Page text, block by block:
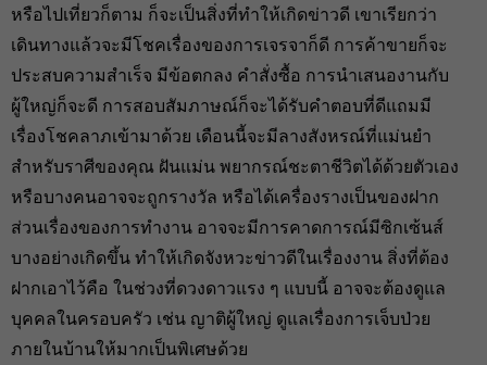
หรือไปเที่ยวก็ตาม ก็จะเป็นสิ่งที่ทำให้เกิดข่าวดี เขาเรียกว่า
เดินทางแล้วจะมีโชคเรื่องของการเจรจาก็ดี การค้าขายก็จะ
ประสบความสำเร็จ มีข้อตกลง คำสั่งซื้อ การนำเสนองานกับ
ผู้ใหญ่ก็จะดี การสอบสัมภาษณ์ก็จะได้รับคำตอบที่ดีแถมมี
เรื่องโชคลาภเข้ามาด้วย เดือนนี้จะมีลางสังหรณ์ที่แม่นยำ
สำหรับราศีของคุณ ฝันแม่น พยากรณ์ชะตาชีวิตได้ด้วยตัวเอง
หรือบางคนอาจจะถูกรางวัล หรือได้เครื่องรางเป็นของฝาก
ส่วนเรื่องของการทำงาน อาจจะมีการคาดการณ์มีซิกเซ้นส์
บางอย่างเกิดขึ้น ทำให้เกิดจังหวะข่าวดีในเรื่องงาน สิ่งที่ต้อง
ฝากเอาไว้คือ ในช่วงที่ดวงดาวแรง ๆ แบบนี้ อาจจะต้องดูแล
บุคคลในครอบครัว เช่น ญาติผู้ใหญ่ ดูแลเรื่องการเจ็บป่วย
ภายในบ้านให้มากเป็นพิเศษด้วย